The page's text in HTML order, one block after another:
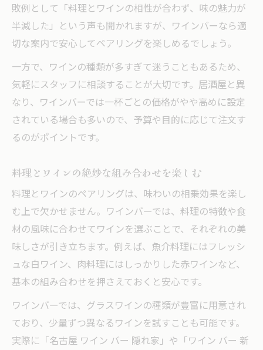
敗例として「料理とワインの相性が合わず、味の魅力が
半減した」という声も聞かれますが、ワインバーなら適
切な案内で安心してペアリングを楽しめるでしょう。
一方で、ワインの種類が多すぎて迷うこともあるため、
気軽にスタッフに相談することが大切です。居酒屋と異
なり、ワインバーでは一杯ごとの価格がやや高めに設定
されている場合も多いので、予算や目的に応じて注文す
るのがポイントです。
料理とワインの絶妙な組み合わせを楽しむ
料理とワインのペアリングは、味わいの相乗効果を楽し
む上で欠かせません。ワインバーでは、料理の特徴や食
材の風味に合わせてワインを選ぶことで、それぞれの美
味しさが引き立ちます。例えば、魚介料理にはフレッシ
ュな白ワイン、肉料理にはしっかりした赤ワインなど、
基本の組み合わせを押さえておくと安心です。
ワインバーでは、グラスワインの種類が豊富に用意され
ており、少量ずつ異なるワインを試すことも可能です。
実際に「名古屋 ワイン バー 隠れ家」や「ワイン バー 新